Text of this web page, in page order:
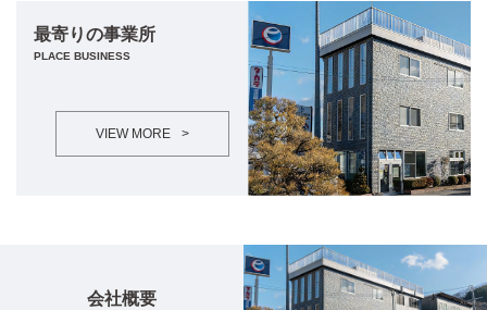
最寄りの事業所
PLACE BUSINESS
VIEW MORE >
会社概要